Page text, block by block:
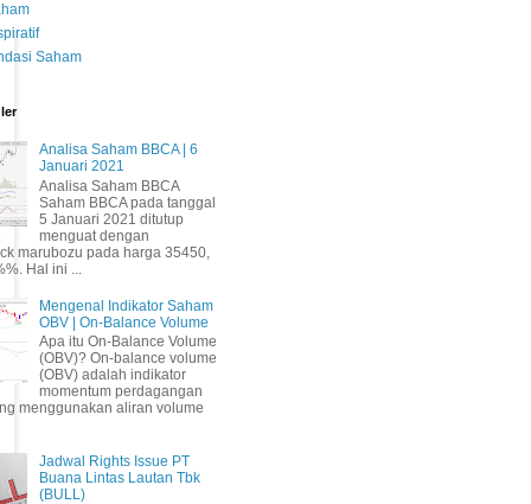
Saham
Analisa Saham BBCA | 6
Januari 2021
Analisa Saham BBCA
Saham BBCA pada tanggal
5 Januari 2021 ditutup
menguat dengan
marubozu pada harga 35450,
Hal ini ...
Mengenal Indikator Saham
OBV | On-Balance Volume
Apa itu On-Balance Volume
(OBV)? On-balance volume
(OBV) adalah indikator
momentum perdagangan
menggunakan aliran volume
Jadwal Rights Issue PT
Buana Lintas Lautan Tbk
(BULL)